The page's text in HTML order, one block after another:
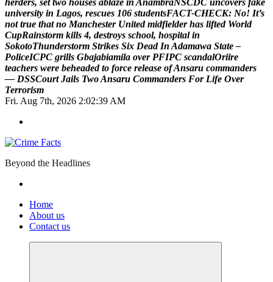
herders, set two houses ablaze in AnambraNSCDC uncovers fake
university in Lagos, rescues 106 studentsFACT-CHECK: No! It’s
not true that no Manchester United midfielder has lifted World
CupRainstorm kills 4, destroys school, hospital in
SokotoThunderstorm Strikes Six Dead In Adamawa State –
PoliceICPC grills Gbajabiamila over PFIPC scandalOriire
teachers were beheaded to force release ofAnsaru commanders
— DSSCourt Jails TwoAnsaru Commanders For Life Over
Terrorism
Fri. Aug 7th, 2026 2:02:40 AM
Beyond the Headlines
Home
About us
Contact us